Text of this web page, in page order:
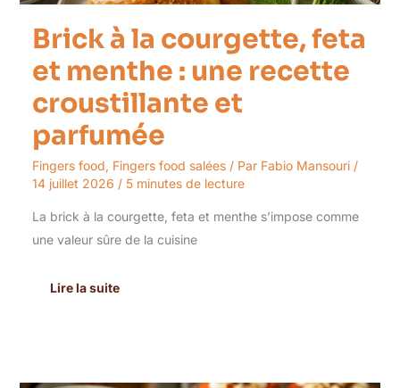
Brick à la courgette, feta
et menthe : une recette
croustillante et
parfumée
Fingers food, Fingers food salées/ Par Fabio Mansouri /
14 juillet 2026 / 5 minutes de lecture
La brick à la courgette, feta et menthe s’impose comme
une valeur sûre de la cuisine
Lire la suite